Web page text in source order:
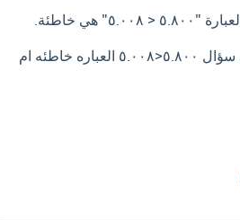
اذا كان لديك إجابة افضل او هناك خطأ في الإجابة علي سؤال ٥.٨٠٠<٥.٠٠٨ العباره خاطئه ام